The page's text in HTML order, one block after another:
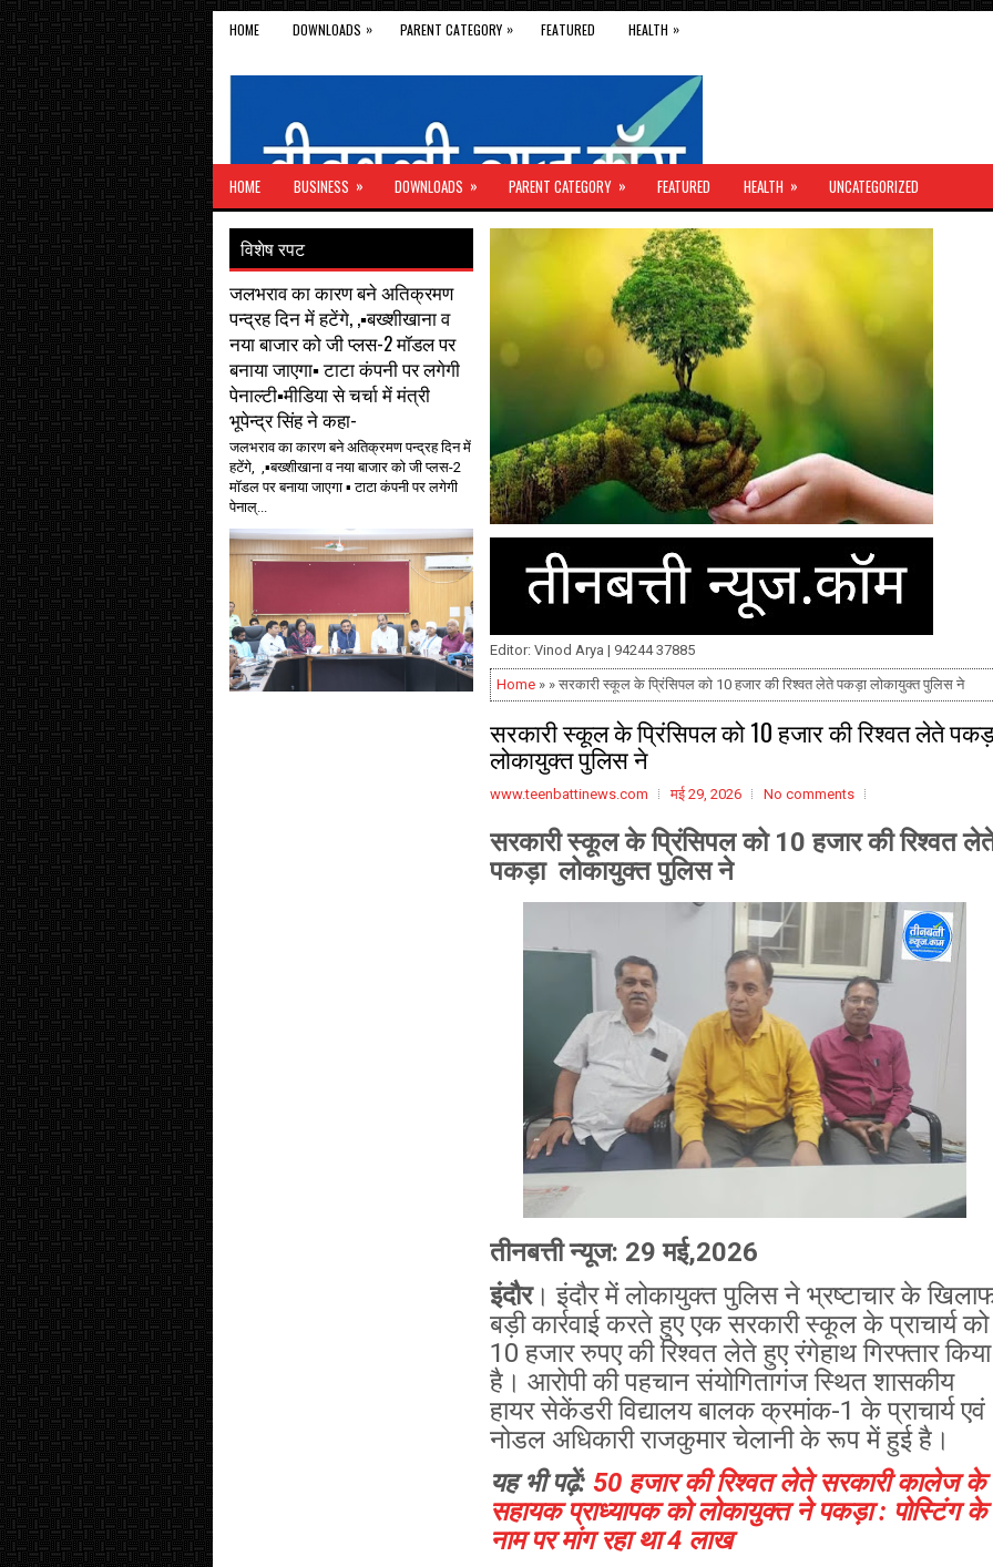
HOME DOWNLOADS » PARENT CATEGORY » FEATURED HEALTH »
HOME BUSINESS » DOWNLOADS » PARENT CATEGORY » FEATURED HEALTH » UNCATEGORIZED
Editor: Vinod Arya | 94244 37885
Home » » सरकारी स्कूल के प्रिंसिपल को 10 हजार की रिश्वत लेते पकड़ा लोकायुक्त पुलिस ने
सरकारी स्कूल के प्रिंसिपल को 10 हजार की रिश्वत लेते
लोकायुक्त पुलिस ने
www.teenbattinews.com मई 29, 2026 No comments
सरकारी स्कूल के प्रिंसिपल को 10 हजार की रिश्वत
पकड़ा लोकायुक्त पुलिस ने
तीनबत्ती न्यूज: 29 मई,2026
इंदौर। इंदौर में लोकायुक्त पुलिस ने भ्रष्टाचार के
बड़ी कार्रवाई करते हुए एक सरकारी स्कूल के प्राचार्य को
10 हजार रुपए की रिश्वत लेते हुए रंगेहाथ गिरफ्तार किया
है। आरोपी की पहचान संयोगितागंज स्थित शासकीय
हायर सेकेंडरी विद्यालय बालक क्रमांक-1 के प्राचार्य एवं
नोडल अधिकारी राजकुमार चेलानी के रूप में हुई है।
यह भी पढ़ें: 50 हजार की रिश्वत लेते सरकारी कालेज के
सहायक प्राध्यापक को लोकायुक्त ने पकड़ा : पोस्टिंग के
नाम पर मांग रहा था 4 लाख
विशेष रपट
जलभराव का कारण बने अतिक्रमण
पन्द्रह दिन में हटेंगे, ,▪️बख्शीखाना व
नया बाजार को जी प्लस-2 मॉडल पर
बनाया जाएगा▪️ टाटा कंपनी पर लगेगी
पेनाल्टी▪️मीडिया से चर्चा में मंत्री
भूपेन्द्र सिंह ने कहा-
जलभराव का कारण बने अतिक्रमण पन्द्रह दिन में
हटेंगे, ,▪️बख्शीखाना व नया बाजार को जी प्लस-2
मॉडल पर बनाया जाएगा ▪️ टाटा कंपनी पर लगेगी
पेनाल्...